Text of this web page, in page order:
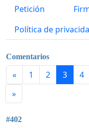
Petición
Política de
Comentarios
« 1 2 3 4
»
#402